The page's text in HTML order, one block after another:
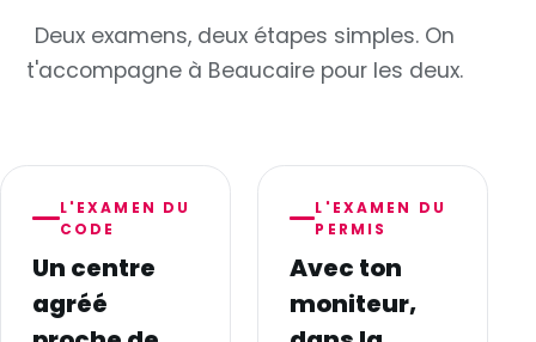
Deux examens, deux étapes simples. On
t'accompagne à Beaucaire pour les deux.
L'EXAMEN DU
CODE
Un centre
agréé
L'EXAMEN DU
PERMIS
Avec ton
moniteur,